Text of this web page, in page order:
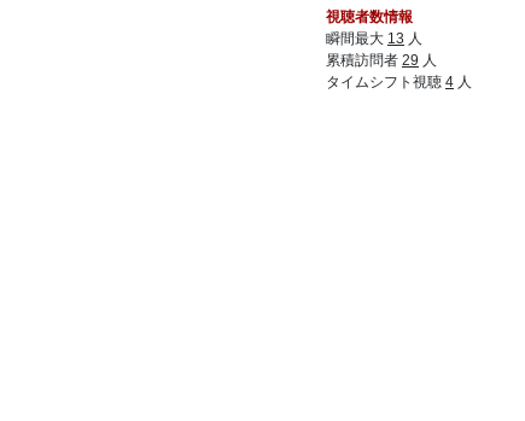
視聴者数情報
瞬間最大 13 人
累積訪問者 29 人
タイムシフト視聴 4 人